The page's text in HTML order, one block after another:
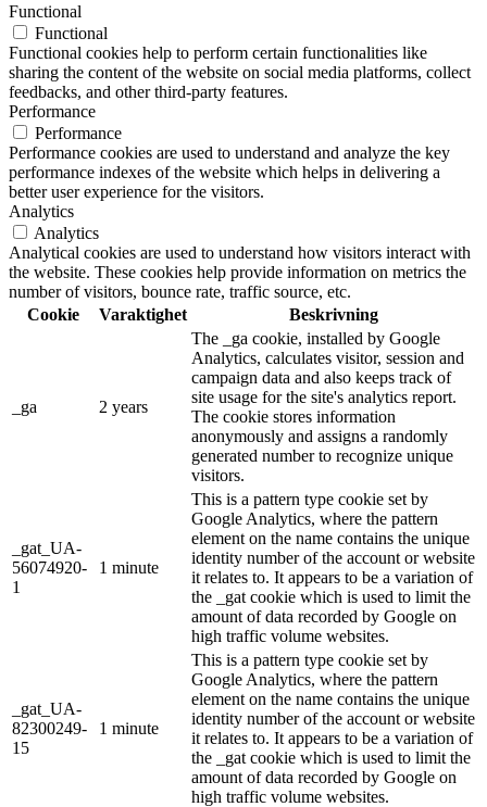
Functional
Functional
Functional cookies help to perform certain functionalities like
sharing the content of the website on social media platforms, collect
feedbacks, and other third-party features.
Performance
Performance
Performance cookies are used to understand and analyze the key
performance indexes of the website which helps in delivering a
better user experience for the visitors.
Analytics
Analytics
Analytical cookies are used to understand how visitors interact with
the website. These cookies help provide information on metrics the
number of visitors, bounce rate, traffic source, etc.
Cookie
Varaktighet Beskrivning
_ga 2 years
The _ga cookie, installed by Google
Analytics, calculates visitor, session and
campaign data and also keeps track of
site usage for the site's analytics report.
The cookie stores information
anonymously and assigns a randomly
generated number to recognize unique
visitors.
_gat_UA-
56074920-
1
1 minute
This is a pattern type cookie set by
Google Analytics, where the pattern
element on the name contains the unique
identity number of the account or website
it relates to. It appears to be a variation of
the _gat cookie which is used to limit the
amount of data recorded by Google on
high traffic volume websites.
_gat_UA-
82300249-
15
1 minute
This is a pattern type cookie set by
Google Analytics, where the pattern
element on the name contains the unique
identity number of the account or website
it relates to. It appears to be a variation of
the _gat cookie which is used to limit the
amount of data recorded by Google on
high traffic volume websites.